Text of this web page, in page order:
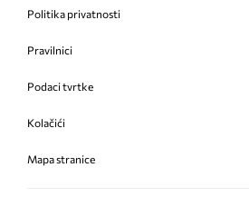
Politika privatnosti
Pravilnici
Podaci tvrtke
Kolačići
Mapa stranice